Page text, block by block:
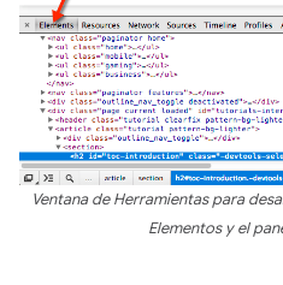
Ventana de Herramientas para
Elementos y el